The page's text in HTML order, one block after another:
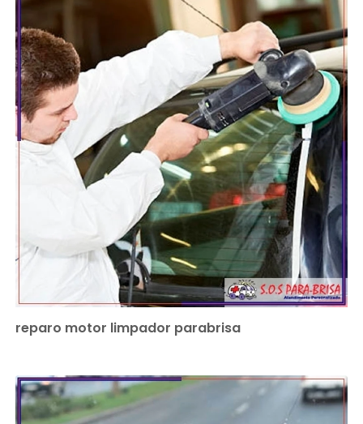
reparo motor limpador parabrisa